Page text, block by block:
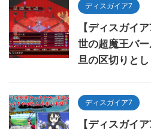
ディスガイア7
【ディスガイ
世の超魔王バ
旦の区切りと
ディスガイア7
【ディスガイ